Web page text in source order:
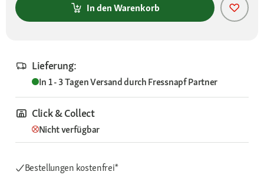
In den Warenkorb
Lieferung:
In 1 - 3 TagenVersand durchFressnapf Partner
Click & Collect
Nicht verfügbar
Bestellungen kostenfrei*